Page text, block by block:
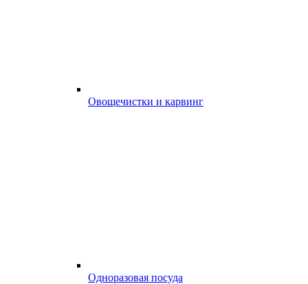
Овощечистки и карвинг
Одноразовая посуда